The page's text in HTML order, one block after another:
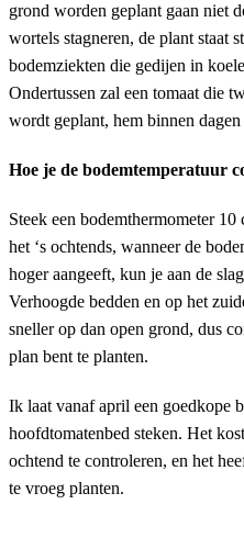
grond worden geplant gaan niet
wortels stagneren, de plant staat
bodemziekten die gedijen in
Ondertussen zal een tomaat die
wordt geplant, hem binnen
Hoe je de bodemtemperatuur
Steek een bodemthermometer
het ‘s ochtends, wanneer de
hoger aangeeft, kun je aan de
Verhoogde bedden en op het
sneller op dan open grond, dus
plan bent te planten.
Ik laat vanaf april een goedkope
hoofdtomatenbed steken. Het
ochtend te controleren, en het
te vroeg planten.